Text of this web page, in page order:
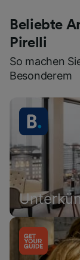
Beliebte
Pirelli
So machen
Besonderem